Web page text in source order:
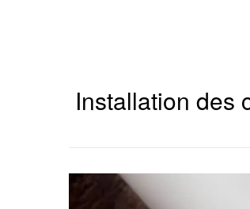
Installation des